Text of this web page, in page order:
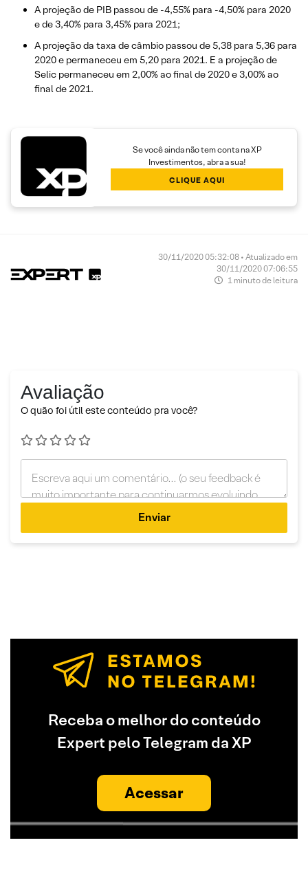
A projeção de PIB passou de -4,55% para -4,50% para 2020
e de 3,40% para 3,45% para 2021;
A projeção da taxa de câmbio passou de 5,38 para 5,36 para
2020 e permaneceu em 5,20 para 2021. E a projeção de
Selic permaneceu em 2,00% ao final de 2020 e 3,00% ao
final de 2021.
Se você ainda não tem conta na XP
Investimentos, abra a sua!
CLIQUE AQUI
30/11/2020 05:32:08 • Atualizado em
30/11/2020 07:06:55
1 minuto de leitura
Avaliação
O quão foi útil este conteúdo pra você?
Enviar
Receba o melhor do conteúdo
Expert pelo Telegram da XP
Acessar